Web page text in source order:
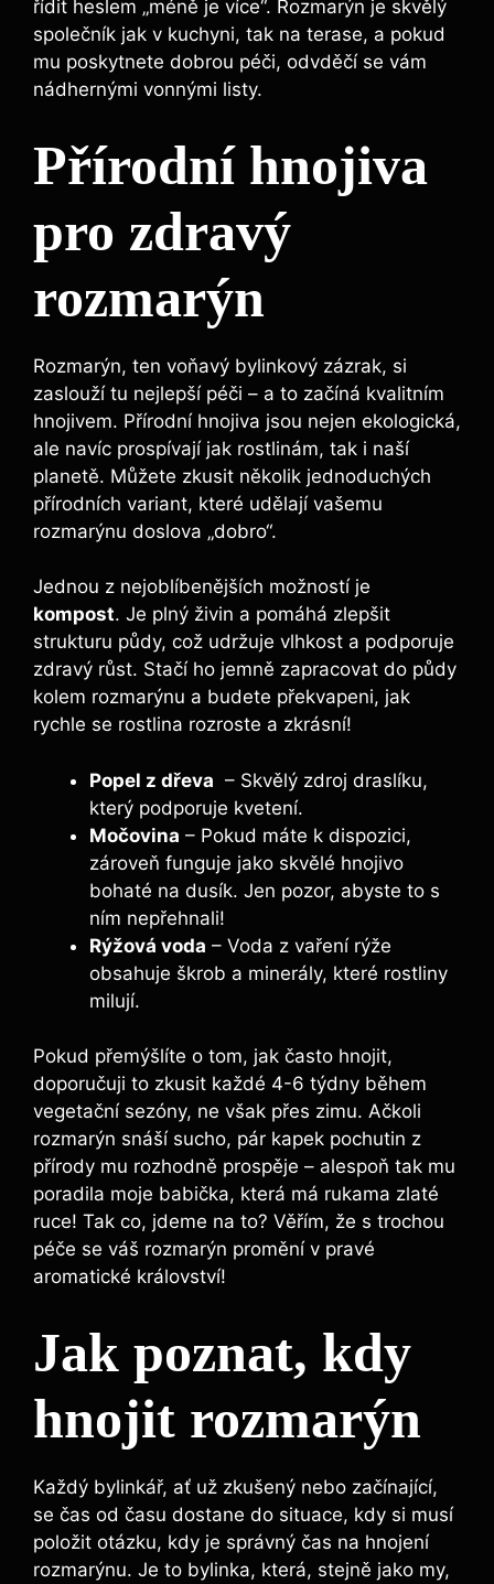
řídit heslem „méně je více“. Rozmarýn je⁢ skvělý
společník jak v kuchyni, tak na terase, ⁤a ⁢pokud⁢
mu poskytnete dobrou péči, odvděčí se vám
nádhernými vonnými listy.
Přírodní hnojiva
pro zdravý ​
rozmarýn
Rozmarýn, ten voňavý bylinkový zázrak, si
zaslouží⁤ tu nejlepší ‍péči – a to začíná kvalitním
⁢hnojivem. ​Přírodní ⁤hnojiva jsou nejen ekologická,
ale navíc ‍prospívají jak rostlinám,⁤ tak i naší
planetě. Můžete zkusit několik jednoduchých‍
přírodních variant, které udělají vašemu
rozmarýnu doslova „dobro“.
Jednou z nejoblíbenějších‍ možností je
kompost.⁤ Je plný ⁢živin a⁤ pomáhá zlepšit
strukturu půdy, což udržuje vlhkost a podporuje
zdravý růst. Stačí ho jemně⁤ zapracovat do​ půdy
kolem rozmarýnu a budete překvapeni, jak
rychle se rostlina rozroste a zkrásní!
Popel z dřeva ⁣ –‌ Skvělý zdroj draslíku,
který podporuje kvetení.
Močovina – Pokud máte k​ dispozici,
zároveň funguje jako‍ skvělé hnojivo
bohaté na‍ dusík. Jen pozor,⁣ abyste to s
ním nepřehnali!
Rýžová⁤ voda – Voda z vaření⁢ rýže
obsahuje škrob a minerály, které rostliny
milují.
Pokud přemýšlíte ⁢o tom, jak⁣ často hnojit,
doporučuji to zkusit každé 4-6 týdny během
vegetační sezóny, ne však přes zimu. Ačkoli
rozmarýn snáší sucho, pár⁤ kapek⁤ pochutin ‍z
přírody mu rozhodně ⁤prospěje – alespoň ⁣tak mu
poradila moje babička, která ‌má rukama ‍zlaté
ruce! Tak co, jdeme na⁣ to? ⁢Věřím, že s trochou
péče se ⁣váš rozmarýn promění v pravé
aromatické království!
Jak‌ poznat,⁣ kdy
hnojit rozmarýn
Každý bylinkář, ať ⁤už⁢ zkušený nebo začínající,
se čas‍ od času dostane ⁢do situace, kdy si musí
položit otázku, kdy je správný čas⁣ na ‍hnojení
rozmarýnu. Je​ to bylinka, která, stejně jako my,​